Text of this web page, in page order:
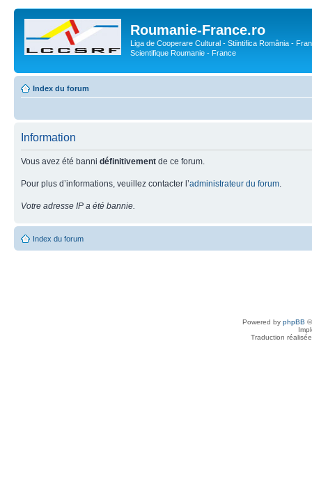
Roumanie-France.ro
Liga de Cooperare Cultural - Stiintifica România -
Scientifique Roumanie - France
Index du forum
Information
Vous avez été banni définitivement de ce forum.
Pour plus d’informations, veuillez contacter l’administrateur du forum
Votre adresse IP a été bannie.
Index du forum
Powered by phpBB
Traduction